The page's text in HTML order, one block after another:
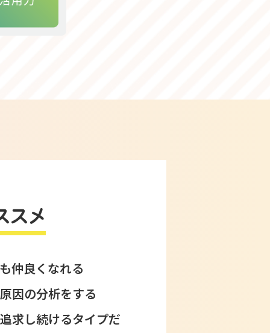
スメ
仲良くなれる
因の分析をする
求し続けるタイプだ